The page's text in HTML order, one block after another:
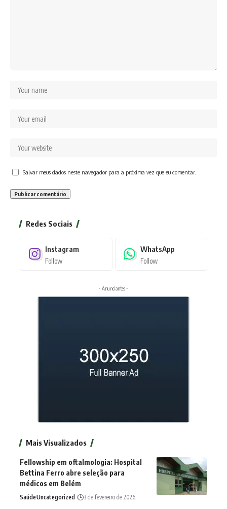
Salvar meus dados neste navegador para a próxima vez que eu comentar.
Redes Sociais
Instagram
Follow
WhatsApp
Follow
- Anunciantes -
Mais Visualizados
Fellowship em oftalmologia: Hospital
Bettina Ferro abre seleção para
médicos em Belém
SaúdeUncategorized 3 de fevereiro de 2026